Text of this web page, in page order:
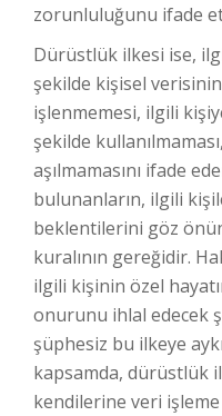
zorunluluğunu ifade
Dürüstlük ilkesi ise,
şekilde kişisel
işlenmemesi, ilgili
şekilde
aşılmamasını ifade
bulunanların, ilgili
beklentilerini göz
kuralının gereğidir.
ilgili kişinin özel
onurunu ihlal edecek
şüphesiz bu ilkeye
kapsamda, dürüstlük
kendilerine veri